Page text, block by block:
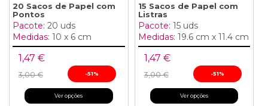
20 Sacos de Papel com
Pontos
Pacote: 20 uds
Medidas: 10 x 6 cm
1,47 €
3,00 € -51%
Ver opções
15 Sacos de Papel com
Listras
Pacote: 15 uds
Medidas: 19.6 cm x 11.4 cm
1,47 €
3,00 € -51%
Ver opções